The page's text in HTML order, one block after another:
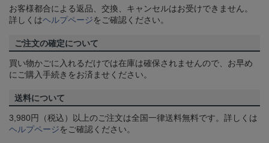
お客様都合による返品、交換、キャンセルはお受けできません。
詳しくはヘルプページをご確認ください。
ご注文の確定について
買い物かごに入れるだけでは在庫は確保されませんので、お早め
にご購入手続きをお済ませください。
送料について
3,980円（税込）以上のご注文は全国一律送料無料です。詳しくは
ヘルプページをご確認ください。